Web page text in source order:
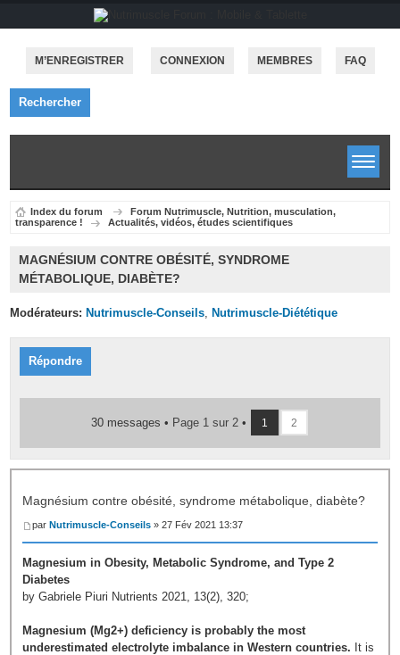
M’ENREGISTRER CONNEXION MEMBRES FAQ
Rechercher
Index du forum
Forum Nutrimuscle, Nutrition, musculation,
transparence !
Actualités, vidéos, études scientifiques
MAGNÉSIUM CONTRE OBÉSITÉ, SYNDROME
MÉTABOLIQUE, DIABÈTE?
Modérateurs: Nutrimuscle-Conseils ,Nutrimuscle-Diététique
Répondre
30 messages • Page 1 sur 2 • 1 2
Magnésium contre obésité, syndrome métabolique, diabète?
parNutrimuscle-Conseils » 27 Fév 2021 13:37
Magnesium in Obesity, Metabolic Syndrome, and Type 2
Diabetes
by Gabriele Piuri Nutrients 2021, 13(2), 320;
Magnesium (Mg2+) deficiency is probably the most
underestimated electrolyte imbalance in Western countries. It is